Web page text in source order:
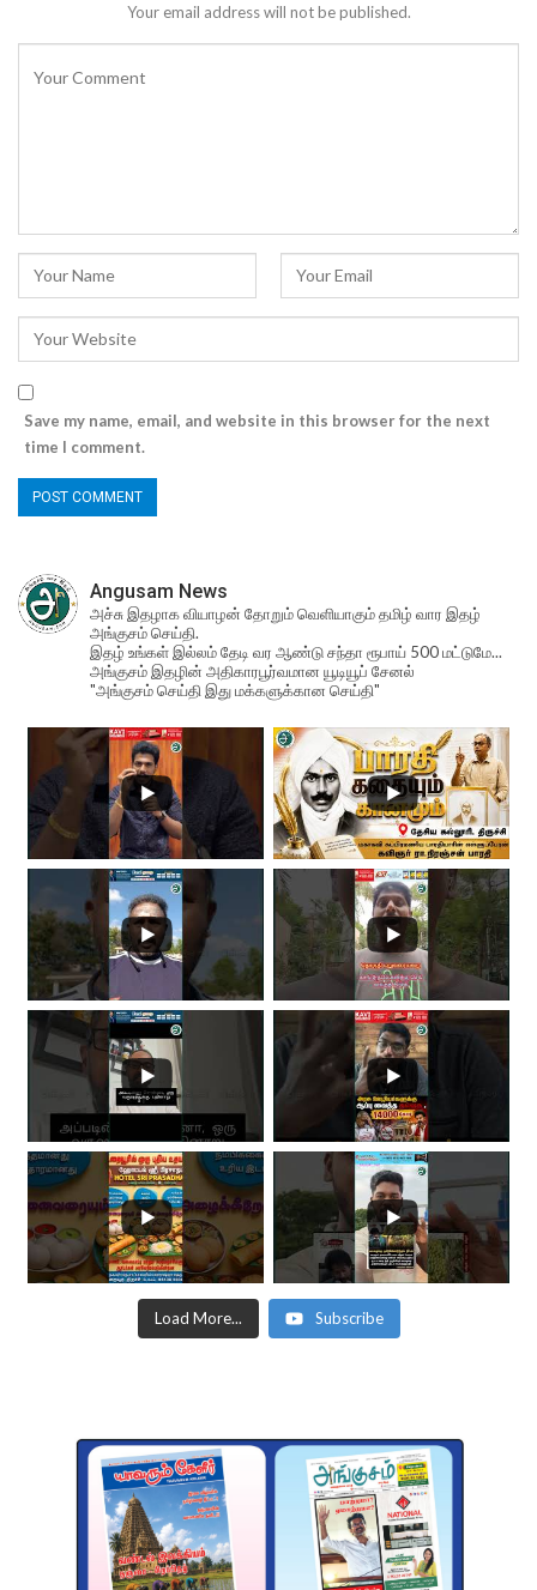
Your email address will not be published.
Save my name, email, and website in this browser for the next
time I comment.
Angusam News
அச்சு இதழாக வியாழன் தோறும் வெளியாகும் தமிழ் வார இதழ்
அங்குசம் செய்தி.
இதழ் உங்கள் இல்லம் தேடி வர ஆண்டு சந்தா ரூபாய் 500 மட்டுமே...
அங்குசம் இதழின் அதிகாரபூர்வமான யூடியூப் சேனல்
"அங்குசம் செய்தி இது மக்களுக்கான செய்தி"
Load More... Subscribe